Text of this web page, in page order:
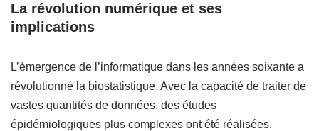
La révolution numérique et ses
implications
L’émergence de l’informatique dans les années soixante a
révolutionné la biostatistique. Avec la capacité de traiter de
vastes quantités de données, des études
épidémiologiques plus complexes ont été réalisées.